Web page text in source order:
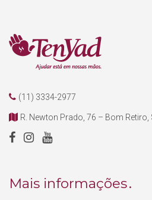
(11) 3334-2977
R. Newton Prado, 76 – Bom
Mais informações